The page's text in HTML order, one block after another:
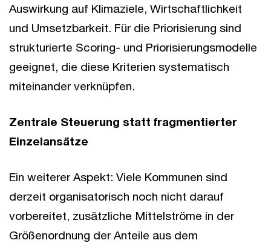
Auswirkung auf Klimaziele, Wirtschaftlichkeit
und Umsetzbarkeit. Für die Priorisierung sind
strukturierte Scoring- und Priorisierungsmodelle
geeignet, die diese Kriterien systematisch
miteinander verknüpfen.
Zentrale Steuerung statt fragmentierter
Einzelansätze
Ein weiterer Aspekt: Viele Kommunen sind
derzeit organisatorisch noch nicht darauf
vorbereitet, zusätzliche Mittelströme in der
Größenordnung der Anteile aus dem